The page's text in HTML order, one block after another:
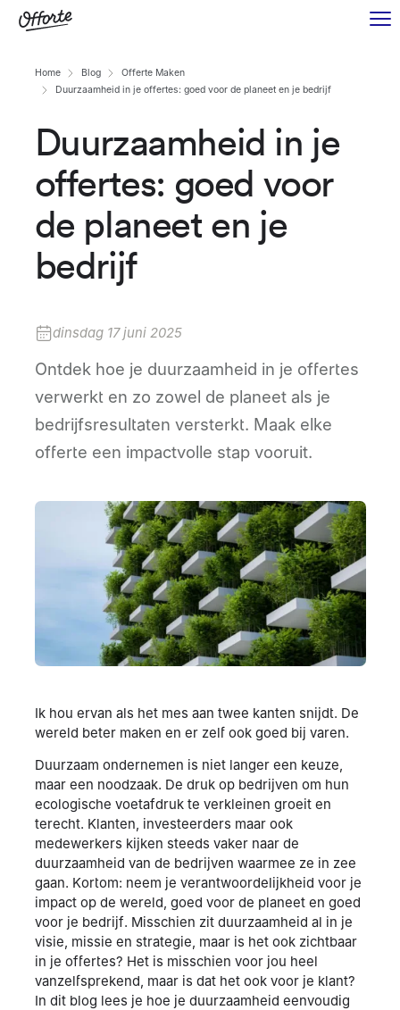
Home Blog
Offerte Maken
Duurzaamheid in je offertes: goed voor de planeet en je bedrijf
Duurzaamheid in je
offertes: goed voor
de planeet en je
bedrijf
dinsdag 17 juni 2025
Ontdek hoe je duurzaamheid in je offertes
verwerkt en zo zowel de planeet als je
bedrijfsresultaten versterkt. Maak elke
offerte een impactvolle stap vooruit.
Ik hou ervan als het mes aan twee kanten snijdt. De
wereld beter maken en er zelf ook goed bij varen.
Duurzaam ondernemen is niet langer een keuze,
maar een noodzaak. De druk op bedrijven om hun
ecologische voetafdruk te verkleinen groeit en
terecht. Klanten, investeerders maar ook
medewerkers kijken steeds vaker naar de
duurzaamheid van de bedrijven waarmee ze in zee
gaan. Kortom: neem je verantwoordelijkheid voor je
impact op de wereld, goed voor de planeet en goed
voor je bedrijf. Misschien zit duurzaamheid al in je
visie, missie en strategie, maar is het ook zichtbaar
in je offertes? Het is misschien voor jou heel
vanzelfsprekend, maar is dat het ook voor je klant?
In dit blog lees je hoe je duurzaamheid eenvoudig